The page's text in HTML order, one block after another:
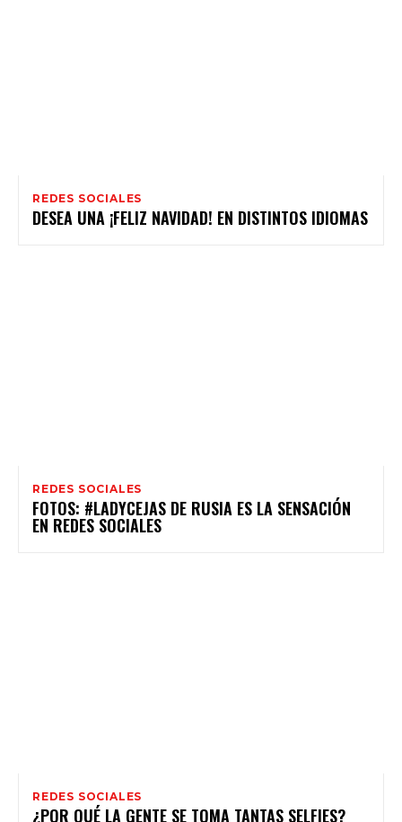
REDES SOCIALES
REDES SOCIALES
FOTOS: #LADYCEJAS DE RUSIA ES LA SENSACIÓN
EN REDES SOCIALES
REDES SOCIALES